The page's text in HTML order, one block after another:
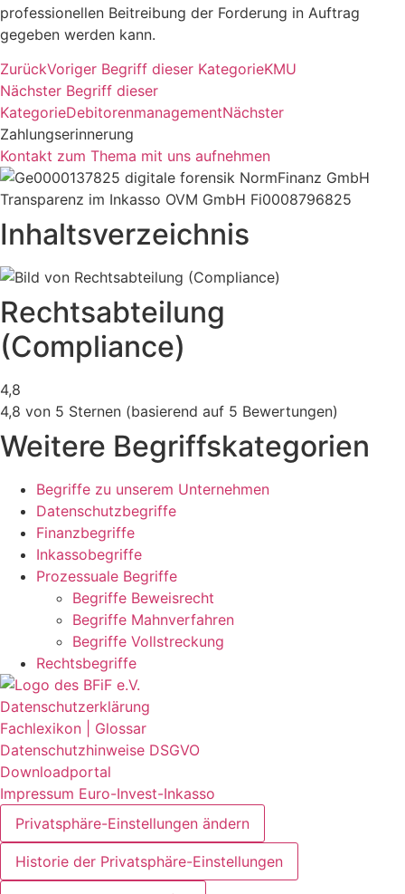
professionellen Beitreibung der Forderung in Auftrag
gegeben werden kann.
ZurückVoriger Begriff dieser KategorieKMU
Nächster Begriff dieser
KategorieDebitorenmanagementNächster
Zahlungserinnerung
Kontakt zum Thema mit uns aufnehmen
Inhaltsverzeichnis
Rechtsabteilung
(Compliance)
4,8
4,8 von 5 Sternen (basierend auf 5 Bewertungen)
Weitere Begriffskategorien
Begriffe zu unserem Unternehmen
Datenschutzbegriffe
Finanzbegriffe
Inkassobegriffe
Prozessuale Begriffe
Begriffe Beweisrecht
Begriffe Mahnverfahren
Begriffe Vollstreckung
Rechtsbegriffe
Datenschutzerklärung
Fachlexikon | Glossar
Datenschutzhinweise DSGVO
Downloadportal
Impressum Euro-Invest-Inkasso
Privatsphäre-Einstellungen ändern
Historie der Privatsphäre-Einstellungen